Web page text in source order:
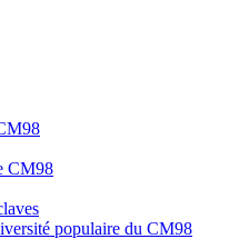
CM98
populaire du CM98